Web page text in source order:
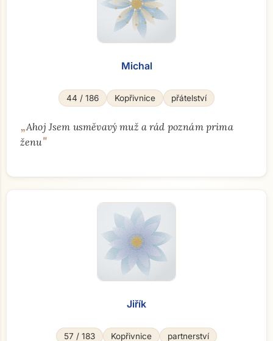
Michal
44 / 186 Kopřivnice přátelství
„Ahoj Jsem usměvavý muž a rád poznám prima
ženu"
Jiřík
57 / 183 Kopřivnice partnerství